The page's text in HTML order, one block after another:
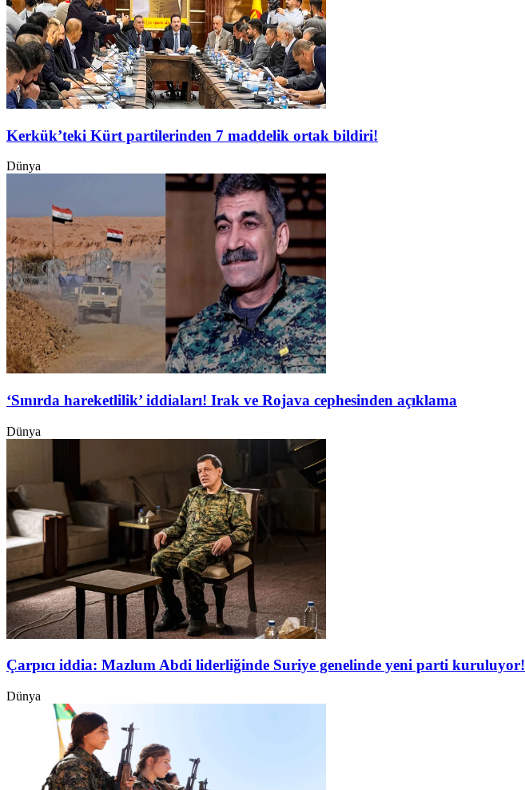
Kerkük’teki Kürt partilerinden 7 maddelik ortak bildiri!
Dünya
‘Sınırda hareketlilik’ iddiaları! Irak ve Rojava cephesinden açıklama
Dünya
Çarpıcı iddia: Mazlum Abdi liderliğinde Suriye genelinde yeni parti kuruluyor!
Dünya